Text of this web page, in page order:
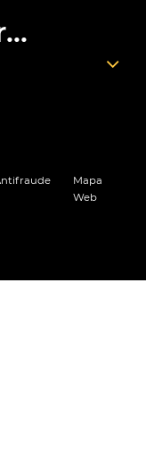
Mapa
Web